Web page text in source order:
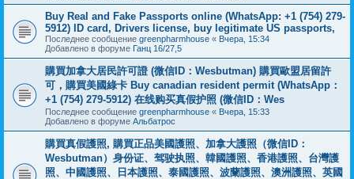
Buy Real and Fake Passports online (WhatsApp: +1 (754) 279-
5912) ID card, Drivers license, buy legitimate US passports,
Последнее сообщение greenpharmhouse « Вчера, 15:34
Добавлено в форуме Ганц 16/27,5
購買加拿大居民許可證 (微信ID：Wesbutman) 購買歐盟居留許
可，購買美國綠卡 Buy canadian resident permit (WhatsApp：
+1 (754) 279-5912) 在线购买真假护照 (微信ID：Wes
Последнее сообщение greenpharmhouse « Вчера, 15:33
Добавлено в форуме Альбатрос
購買真假護照, 購買正品美國護照、加拿大護照（微信ID：
Wesbutman）身份证、驾驶执照、韓國護照、香港護照、台灣護
照、中國護照、日本護照、泰國護照、波蘭護照、澳洲護照、英國